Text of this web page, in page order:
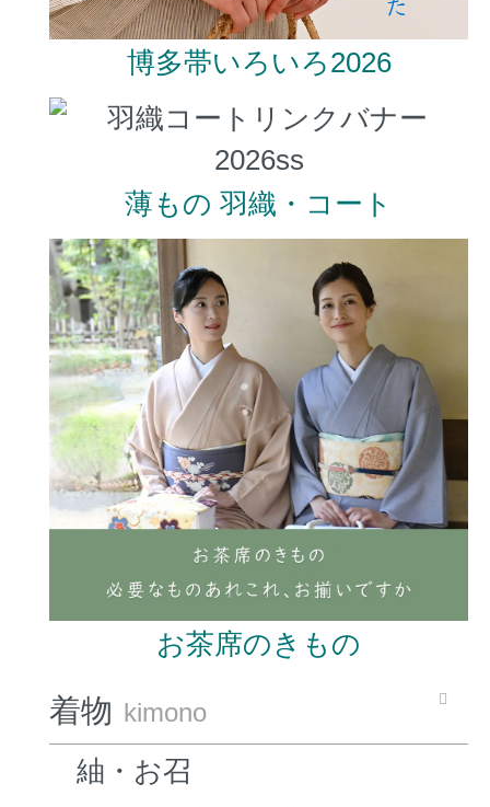
博多帯いろいろ2026
薄もの 羽織・コート
お茶席のきもの
着物 kimono
紬・お召